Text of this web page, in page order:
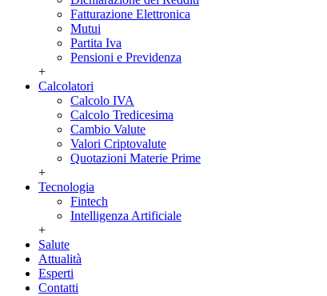
Fatturazione Elettronica
Mutui
Partita Iva
Pensioni e Previdenza
+
Calcolatori
Calcolo IVA
Calcolo Tredicesima
Cambio Valute
Valori Criptovalute
Quotazioni Materie Prime
+
Tecnologia
Fintech
Intelligenza Artificiale
+
Salute
Attualità
Esperti
Contatti